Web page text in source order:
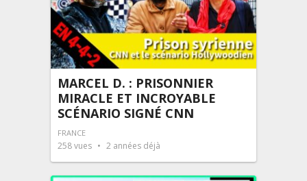
MARCEL D. : PRISONNIER
MIRACLE ET INCROYABLE
SCÉNARIO SIGNÉ CNN
FRANCE
258vues 2 années déjà